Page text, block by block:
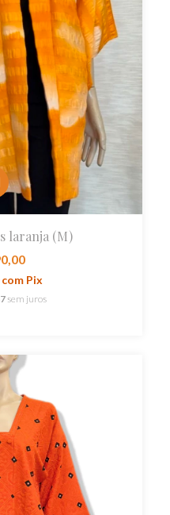
laranja (M)
com Pix
sem juros